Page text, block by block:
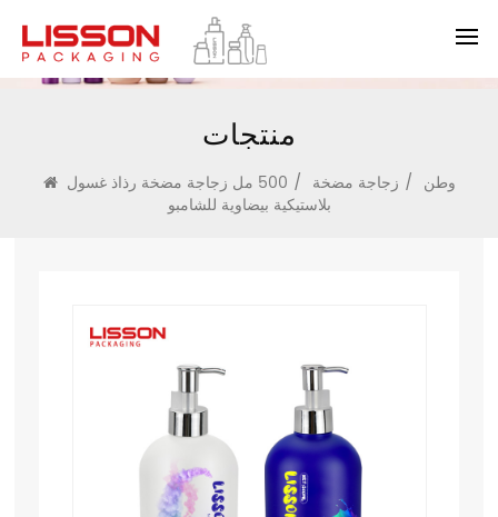
منتجات
وطن / زجاجة مضخة /
500 مل زجاجة مضخة رذاذ غسول
بلاستيكية بيضاوية للشامبو